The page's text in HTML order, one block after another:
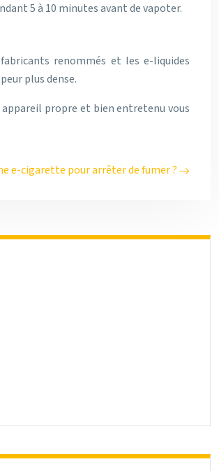
5 à 10 minutes avant de vapoter.
renommés et les e-liquides
plus dense.
propre et bien entretenu vous
e-cigarette pour arrêter de fumer ?